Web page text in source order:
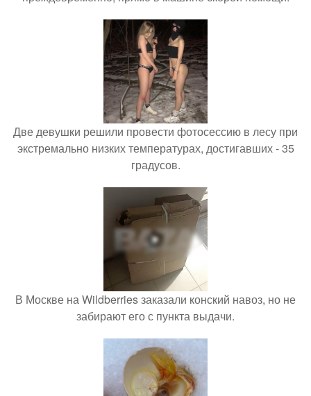
Две девушки решили провести фотосессию в лесу при
экстремально низких температурах, достигавших - 35
градусов.
В Москве на Wildberries заказали конский навоз, но не
забирают его с пункта выдачи.